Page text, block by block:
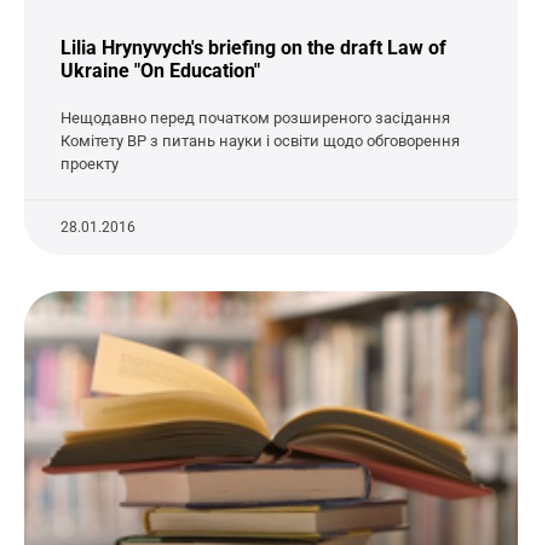
Lilia Hrynyvych's briefing on the draft Law of
Ukraine "On Education"
Нещодавно перед початком розширеного засідання
Комітету ВР з питань науки і освіти щодо обговорення
проекту
28.01.2016